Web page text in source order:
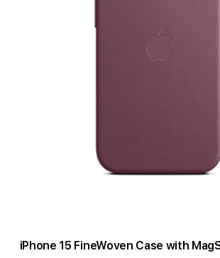
iPhone 15 FineWoven Case with